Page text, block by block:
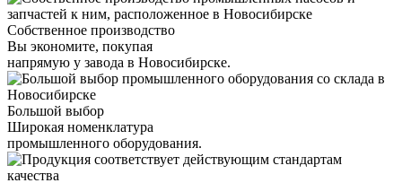
Собственное производство
Вы экономите, покупая
напрямую у завода в Новосибирске.
Большой выбор
Широкая номенклатура
промышленного оборудования.